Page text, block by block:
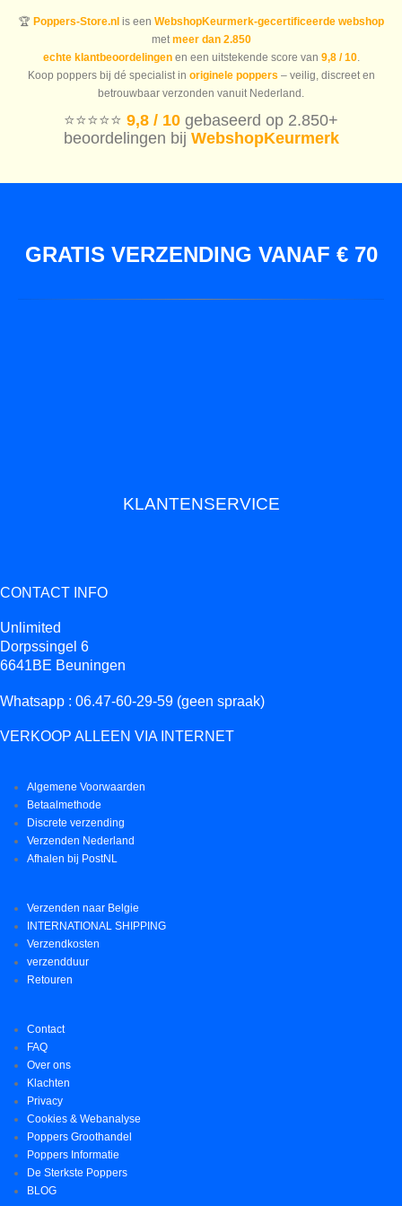
🏆 Poppers-Store.nlis een WebshopKeurmerk-gecertificeerde webshop
met meer dan 2.850
echte klantbeoordelingenen een uitstekende score van 9,8 / 10.
Koop poppers bij dé specialist in originele poppers – veilig, discreet en
betrouwbaar verzonden vanuit Nederland.
⭐️⭐️⭐️⭐️⭐️ 9,8 / 10 gebaseerd op 2.850+
beoordelingen bij WebshopKeurmerk
GRATIS VERZENDING VANAF € 70
KLANTENSERVICE
CONTACT INFO
Unlimited
Dorpssingel 6
6641BE Beuningen
Whatsapp : 06.47-60-29-59 (geen spraak)
VERKOOP ALLEEN VIA INTERNET
Algemene Voorwaarden
Betaalmethode
Discrete verzending
Verzenden Nederland
Afhalen bij PostNL
Verzenden naar Belgie
INTERNATIONAL SHIPPING
Verzendkosten
verzendduur
Retouren
Contact
FAQ
Over ons
Klachten
Privacy
Cookies & Webanalyse
Poppers Groothandel
Poppers Informatie
De Sterkste Poppers
BLOG